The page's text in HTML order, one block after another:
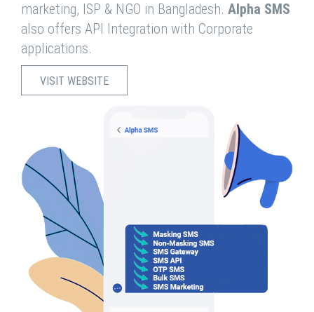
marketing, ISP & NGO in Bangladesh. Alpha SMS
also offers API Integration with Corporate
applications.
VISIT WEBSITE